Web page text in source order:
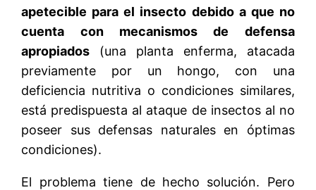
apetecible para el insecto debido a que no
cuenta con mecanismos de defensa
apropiados (una planta enferma, atacada
previamente por un hongo, con una
deficiencia nutritiva o condiciones similares,
está predispuesta al ataque de insectos al no
poseer sus defensas naturales en óptimas
condiciones).
El problema tiene de hecho solución. Pero